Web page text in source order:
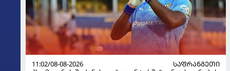
11:02/08-08-2026
ᲡᲐᲤᲠᲐᲜᲒᲔᲗᲘ